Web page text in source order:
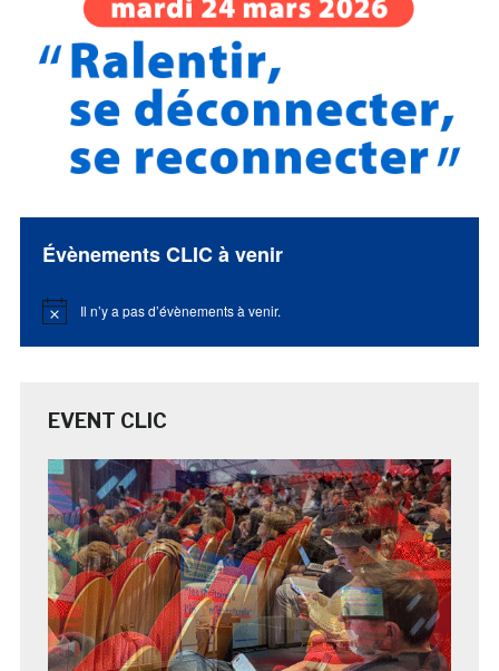
Évènements CLIC à venir
Notice Il n’y a pas d’évènements à venir.
EVENT CLIC